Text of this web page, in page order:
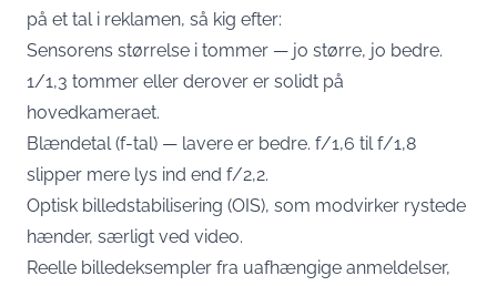
på et tal i reklamen, så kig efter:
Sensorens størrelse i tommer — jo større, jo bedre.
1/1,3 tommer eller derover er solidt på
hovedkameraet.
Blændetal (f-tal) — lavere er bedre. f/1,6 til f/1,8
slipper mere lys ind end f/2,2.
Optisk billedstabilisering (OIS), som modvirker rystede
hænder, særligt ved video.
Reelle billedeksempler fra uafhængige anmeldelser,